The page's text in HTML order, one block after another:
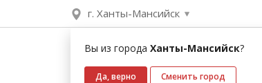
г. Ханты-Мансийск
Вы из города Ханты-Мансийск?
Да, верно Сменить город